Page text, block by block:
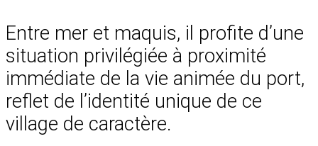
Entre mer et maquis, il profite d’une
situation privilégiée à proximité
immédiate de la vie animée du port,
reflet de l’identité unique de ce
village de caractère.